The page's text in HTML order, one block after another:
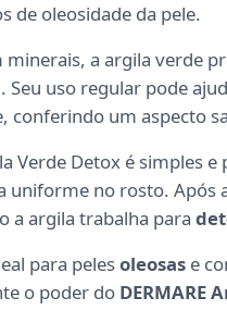
de oleosidade da pele.
a argila verde
. Seu uso regular pode
conferindo um aspecto
Verde Detox é simples
uniforme no rosto. Após
a argila trabalha para
para pelesoleosas e
o poder do DERMARE